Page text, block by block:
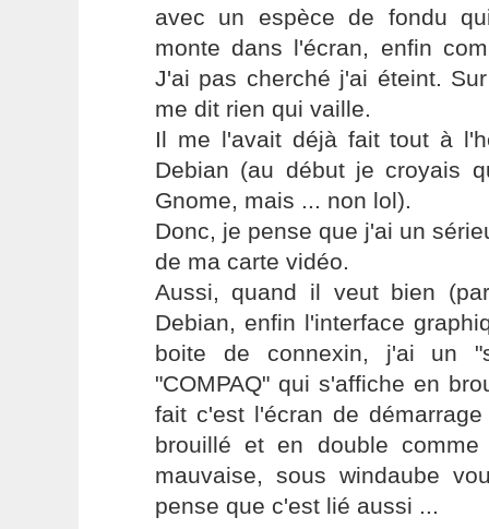
avec un espèce de fondu
monte dans l'écran, enfin
J'ai pas cherché j'ai éteint.
me dit rien qui vaille.
Il me l'avait déjà fait tout à
Debian (au début je croyais
Gnome, mais ... non lol).
Donc, je pense que j'ai un
de ma carte vidéo.
Aussi, quand il veut bien
Debian, enfin l'interface
boite de connexin, j'ai un
"COMPAQ" qui s'affiche en
fait c'est l'écran de
brouillé et en double
mauvaise, sous windaube
pense que c'est lié aussi ...